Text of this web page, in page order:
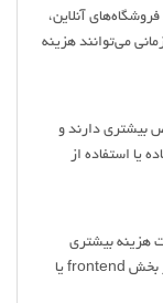
آنلاین،
می‌توانند هزینه
بیشتری دارند و
یا استفاده از
هزینه بیشتری
داشته باشد. مثلاً بکارگیری تکنولوژی‌های پیشرفته در بخش frontend یا